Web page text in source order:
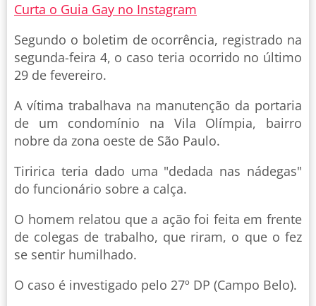
Curta o Guia Gay no Instagram
Segundo o boletim de ocorrência, registrado na
segunda-feira 4, o caso teria ocorrido no último
29 de fevereiro.
A vítima trabalhava na manutenção da portaria
de um condomínio na Vila Olímpia, bairro
nobre da zona oeste de São Paulo.
Tiririca teria dado uma "dedada nas nádegas"
do funcionário sobre a calça.
O homem relatou que a ação foi feita em frente
de colegas de trabalho, que riram, o que o fez
se sentir humilhado.
O caso é investigado pelo 27º DP (Campo Belo).